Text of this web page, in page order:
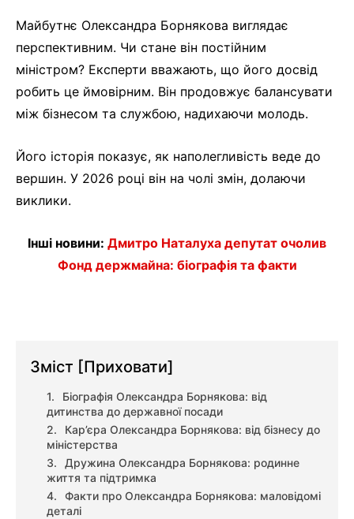
Майбутнє Олександра Борнякова виглядає
перспективним. Чи стане він постійним
міністром? Експерти вважають, що його досвід
робить це ймовірним. Він продовжує балансувати
між бізнесом та службою, надихаючи молодь.
Його історія показує, як наполегливість веде до
вершин. У 2026 році він на чолі змін, долаючи
виклики.
Інші новини: Дмитро Наталуха депутат очолив
Фонд держмайна: біографія та факти
Зміст [Приховати]
Біографія Олександра Борнякова: від
дитинства до державної посади
Кар’єра Олександра Борнякова: від бізнесу до
міністерства
Дружина Олександра Борнякова: родинне
життя та підтримка
Факти про Олександра Борнякова: маловідомі
деталі